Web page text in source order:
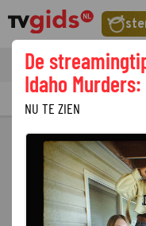
tvgids
De
Idaho
NU TE ZIEN